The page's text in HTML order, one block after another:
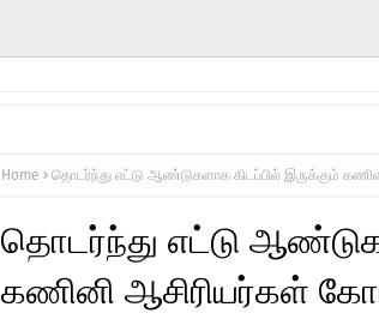
Home தொடர்ந்து எட்டு ஆண்டுகளாக கிடப்பில் இருக்கும்
தொடர்ந்து எட்டு
கணினி ஆசிரியர்கள்